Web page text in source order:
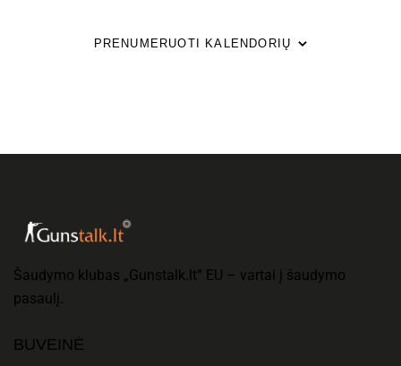
PRENUMERUOTI KALENDORIŲ
Šaudymo klubas „Gunstalk.lt” EU – vartai į šaudymo
pasaulį.
BUVEINĖ